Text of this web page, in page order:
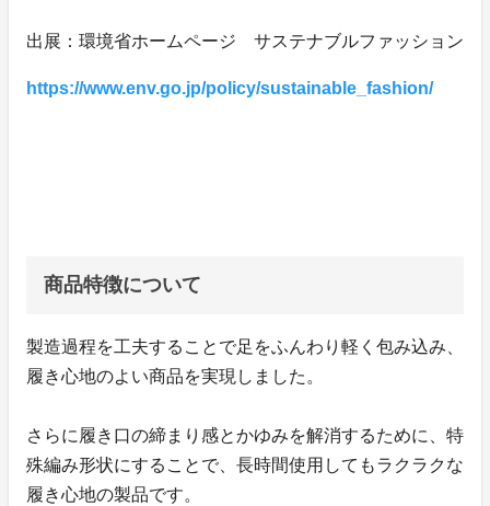
出展：環境省ホームページ サステナブルファッション
https://www.env.go.jp/policy/sustainable_fashion/
商品特徴について
製造過程を工夫することで足をふんわり軽く包み込み、
履き心地のよい商品を実現しました。
さらに履き口の締まり感とかゆみを解消するために、特
殊編み形状にすることで、長時間使用してもラクラクな
履き心地の製品です。